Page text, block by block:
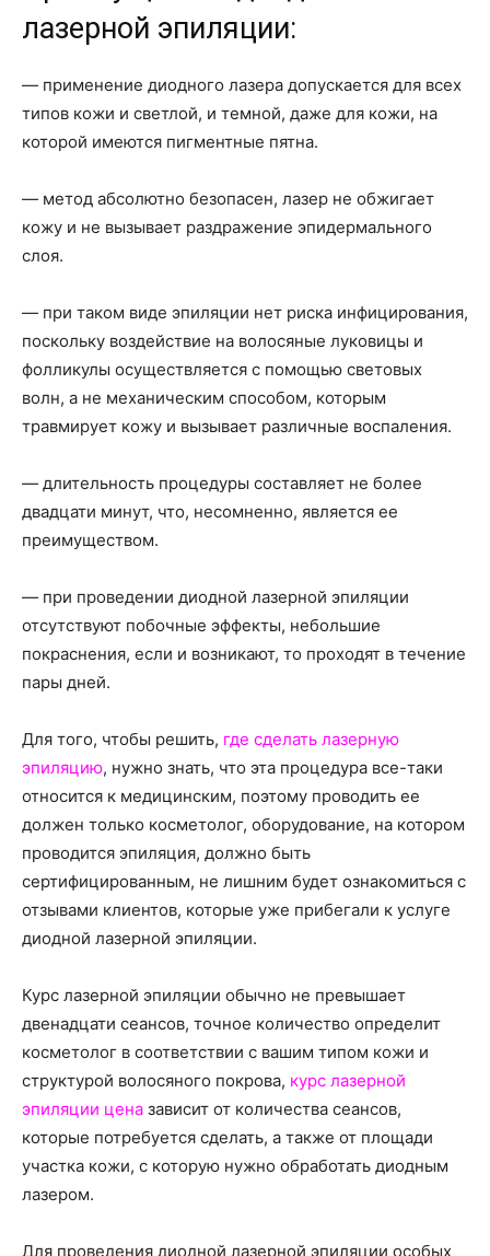
лазерной эпиляции:
— применение диодного лазера допускается для всех
типов кожи и светлой, и темной, даже для кожи, на
которой имеются пигментные пятна.
— метод абсолютно безопасен, лазер не обжигает
кожу и не вызывает раздражение эпидермального
слоя.
— при таком виде эпиляции нет риска инфицирования,
поскольку воздействие на волосяные луковицы и
фолликулы осуществляется с помощью световых
волн, а не механическим способом, которым
травмирует кожу и вызывает различные воспаления.
— длительность процедуры составляет не более
двадцати минут, что, несомненно, является ее
преимуществом.
— при проведении диодной лазерной эпиляции
отсутствуют побочные эффекты, небольшие
покраснения, если и возникают, то проходят в течение
пары дней.
Для того, чтобы решить, где сделать лазерную
эпиляцию, нужно знать, что эта процедура все-таки
относится к медицинским, поэтому проводить ее
должен только косметолог, оборудование, на котором
проводится эпиляция, должно быть
сертифицированным, не лишним будет ознакомиться с
отзывами клиентов, которые уже прибегали к услуге
диодной лазерной эпиляции.
Курс лазерной эпиляции обычно не превышает
двенадцати сеансов, точное количество определит
косметолог в соответствии с вашим типом кожи и
структурой волосяного покрова, курс лазерной
эпиляции цена зависит от количества сеансов,
которые потребуется сделать, а также от площади
участка кожи, с которую нужно обработать диодным
лазером.
Для проведения диодной лазерной эпиляции особых